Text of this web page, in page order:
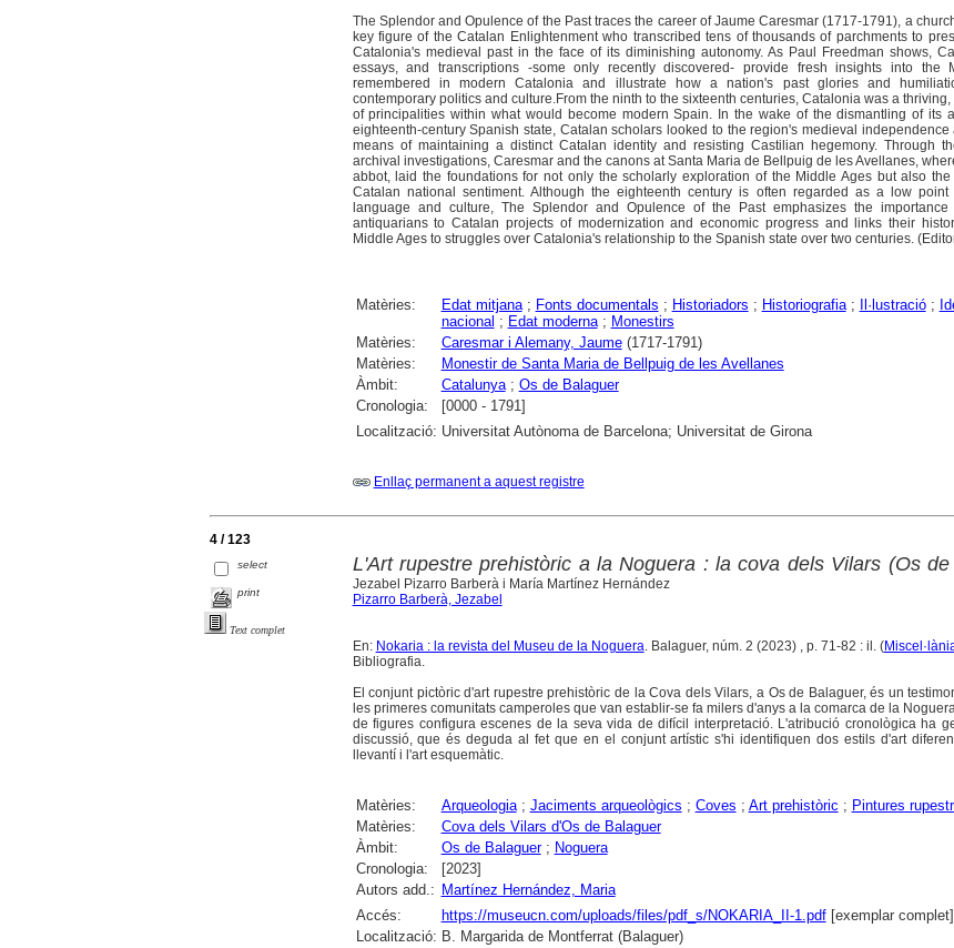
The Splendor and Opulence of the Past traces the career of Jaume Caresmar (1717-1791), a
key figure of the Catalan Enlightenment who transcribed tens of thousands of parchments to
Catalonia's medieval past in the face of its diminishing autonomy. As Paul Freedman shows,
essays, and transcriptions -some only recently discovered- provide fresh insights into the
remembered in modern Catalonia and illustrate how a nation's past glories and
contemporary politics and culture.From the ninth to the sixteenth centuries, Catalonia was a
of principalities within what would become modern Spain. In the wake of the dismantling of its
eighteenth-century Spanish state, Catalan scholars looked to the region's medieval
means of maintaining a distinct Catalan identity and resisting Castilian hegemony. Through
archival investigations, Caresmar and the canons at Santa Maria de Bellpuig de les Avellanes,
abbot, laid the foundations for not only the scholarly exploration of the Middle Ages but also
Catalan national sentiment. Although the eighteenth century is often regarded as a low
language and culture, The Splendor and Opulence of the Past emphasizes the
antiquarians to Catalan projects of modernization and economic progress and links their
Middle Ages to struggles over Catalonia's relationship to the Spanish state over two centuries.
Matèries: Edat mitjana; Fonts documentals ; Historiadors ; Historiografia; Il·lustració;
nacional ; Edat moderna; Monestirs
Matèries:
Caresmar i Alemany, Jaume(1717-1791)
Matèries:
Monestir de Santa Maria de Bellpuig de les Avellanes
Àmbit:
Catalunya; Os de Balaguer
Cronologia:
[0000 - 1791]
Localització: Universitat Autònoma de Barcelona; Universitat de Girona
Enllaç permanent a aquest registre
4 / 123
select
print
Text complet
L'Art rupestre prehistòric a la Noguera : la cova dels Vilars (Os de
Jezabel Pizarro Barberà i María Martínez Hernández
Pizarro Barberà, Jezabel
En: Nokaria : la revista del Museu de la Noguera. Balaguer, núm. 2 (2023) , p. 71-82 : il. (
Bibliografia.
El conjunt pictòric d'art rupestre prehistòric de la Cova dels Vilars, a Os de Balaguer, és un
les primeres comunitats camperoles que van establir-se fa milers d'anys a la comarca de la
de figures configura escenes de la seva vida de difícil interpretació. L'atribució cronològica ha
discussió, que és deguda al fet que en el conjunt artístic s'hi identifiquen dos estils d'art
llevantí i l'art esquemàtic.
Matèries: Arqueologia; Jaciments arqueològics ; Coves ; Art prehistòric ; Pintures
Matèries:
Cova dels Vilars d'Os de Balaguer
Àmbit:
Os de Balaguer; Noguera
Cronologia:
[2023]
Autors add.: Martínez Hernández, Maria
Accés:
https://museucn.com/uploads/files/pdf_s/NOKARIA_II-1.pdf[exemplar complet]
Localització: B. Margarida de Montferrat (Balaguer)